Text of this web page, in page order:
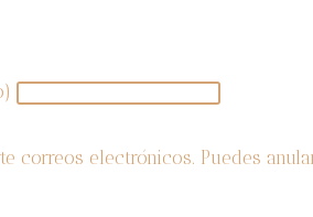
correos electrónicos. Puedes